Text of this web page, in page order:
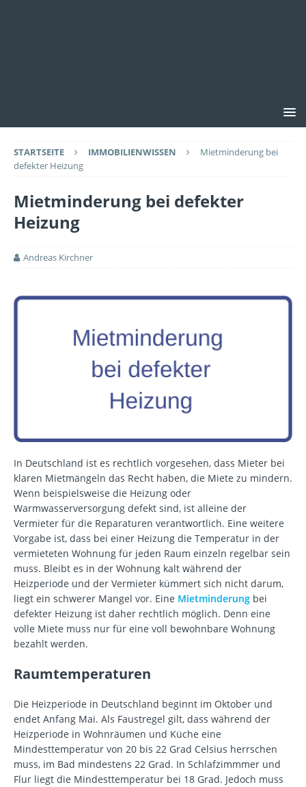
STARTSEITE IMMOBILIENWISSEN
Mietminderung bei
defekter Heizung
Mietminderung bei defekter
Heizung
Andreas Kirchner
In Deutschland ist es rechtlich vorgesehen, dass Mieter bei
klaren Mietmängeln das Recht haben, die Miete zu mindern.
Wenn beispielsweise die Heizung oder
Warmwasserversorgung defekt sind, ist alleine der
Vermieter für die Reparaturen verantwortlich. Eine weitere
Vorgabe ist, dass bei einer Heizung die Temperatur in der
vermieteten Wohnung für jeden Raum einzeln regelbar sein
muss. Bleibt es in der Wohnung kalt während der
Heizperiode und der Vermieter kümmert sich nicht darum,
liegt ein schwerer Mangel vor. Eine Mietminderung bei
defekter Heizung ist daher rechtlich möglich. Denn eine
volle Miete muss nur für eine voll bewohnbare Wohnung
bezahlt werden.
Raumtemperaturen
Die Heizperiode in Deutschland beginnt im Oktober und
endet Anfang Mai. Als Faustregel gilt, dass während der
Heizperiode in Wohnräumen und Küche eine
Mindesttemperatur von 20 bis 22 Grad Celsius herrschen
muss, im Bad mindestens 22 Grad. In Schlafzimmmer und
Flur liegt die Mindesttemperatur bei 18 Grad. Jedoch muss